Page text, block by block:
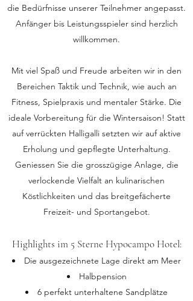
die Bedürfnisse unserer Teilnehmer angepasst.
Anfänger bis Leistungsspieler sind herzlich
willkommen.
Mit viel Spaß und Freude arbeiten wir in den
Bereichen Taktik und Technik, wie auch an
Fitness, Spielpraxis und mentaler Stärke. Die
ideale Vorbereitung für die Wintersaison! Statt
auf verrückten Halligalli setzten wir auf aktive
Erholung und gepflegte Unterhaltung.
Geniessen Sie die grosszügige Anlage, die
verlockende Vielfalt an kulinarischen
Köstlichkeiten und das breitgefächerte
Freizeit- und Sportangebot.
Highlights im 5 Sterne Hypocampo Hotel:
Die ausgezeichnete Lage direkt am Meer
Halbpension
6 perfekt unterhaltene Sandplätze